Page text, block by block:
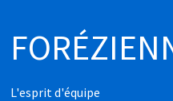
L'esprit d'équipe